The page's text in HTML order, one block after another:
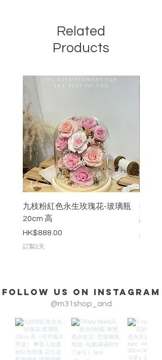
Related
Products
九枝粉紅色永生玫瑰花-玻璃瓶
20cm 高
價格
HK$888.00
訂製2天
L size
一般價
訂製2天
Follow us on Instagram
@m31shop_and